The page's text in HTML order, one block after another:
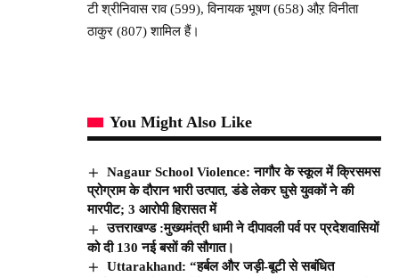
टी श्रीनिवास राव (599), विनायक भूषण (658) औऱ विनीता
ठाकुर (807) शामिल हैं।
You Might Also Like
Nagaur School Violence: नागौर के स्कूल में क्रिसमस
प्रोग्राम के दौरान भारी उत्पात, डंडे लेकर घुसे युवकों ने की
मारपीट; 3 आरोपी हिरासत में
उत्तराखण्ड :मुख्यमंत्री धामी ने दीपावली पर्व पर प्रदेशवासियों
को दी 130 नई बसों की सौगात।
Uttarakhand: “हर्बल और जड़ी-बूटी से सबंधित